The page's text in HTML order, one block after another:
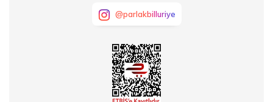
@parlakbilluriye